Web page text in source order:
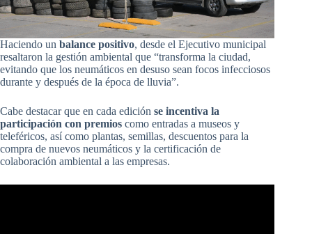
Haciendo un balance positivo, desde el Ejecutivo municipal
resaltaron la gestión ambiental que “transforma la ciudad,
evitando que los neumáticos en desuso sean focos infecciosos
durante y después de la época de lluvia”.
Cabe destacar que en cada edición se incentiva la
participación con premios como entradas a museos y
teleféricos, así como plantas, semillas, descuentos para la
compra de nuevos neumáticos y la certificación de
colaboración ambiental a las empresas.